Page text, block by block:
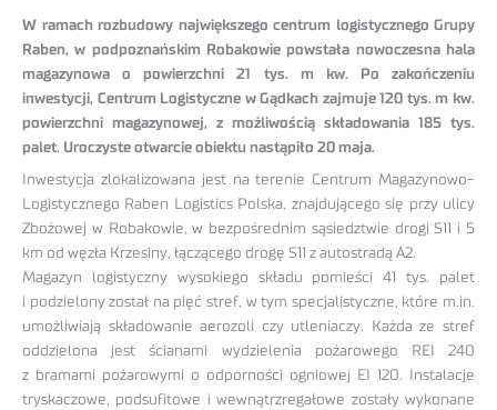
W ramach rozbudowy największego centrum logistycznego Grupy
Raben, w podpoznańskim Robakowie powstała nowoczesna hala
magazynowa o powierzchni 21 tys. m kw. Po zakończeniu
inwestycji, Centrum Logistyczne w Gądkach zajmuje 120 tys. m kw.
powierzchni magazynowej, z możliwością składowania 185 tys.
palet. Uroczyste otwarcie obiektu nastąpiło 20 maja.
Inwestycja zlokalizowana jest na terenie Centrum Magazynowo-
Logistycznego Raben Logistics Polska, znajdującego się przy ulicy
Zbożowej w Robakowie, w bezpośrednim sąsiedztwie drogi S11 i 5
km od węzła Krzesiny, łączącego drogę S11 z autostradą A2.
Magazyn logistyczny wysokiego składu pomieści 41 tys. palet
i podzielony został na pięć stref, w tym specjalistyczne, które m.in.
umożliwiają składowanie aerozoli czy utleniaczy. Każda ze stref
oddzielona jest ścianami wydzielenia pożarowego REI 240
z bramami pożarowymi o odporności ogniowej EI 120. Instalacje
tryskaczowe, podsufitowe i wewnątrzregałowe zostały wykonane